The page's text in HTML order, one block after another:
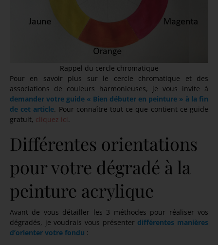
Rappel du cercle chromatique
Pour en savoir plus sur le cercle chromatique et des
associations de couleurs harmonieuses, je vous invite à
demander votre guide « Bien débuter en peinture » à la fin
de cet article. Pour connaître tout ce que contient ce guide
gratuit, cliquez ici.
Différentes orientations
pour votre dégradé à la
peinture acrylique
Avant de vous détailler les 3 méthodes pour réaliser vos
dégradés, je voudrais vous présenter différentes manières
d’orienter votre fondu :